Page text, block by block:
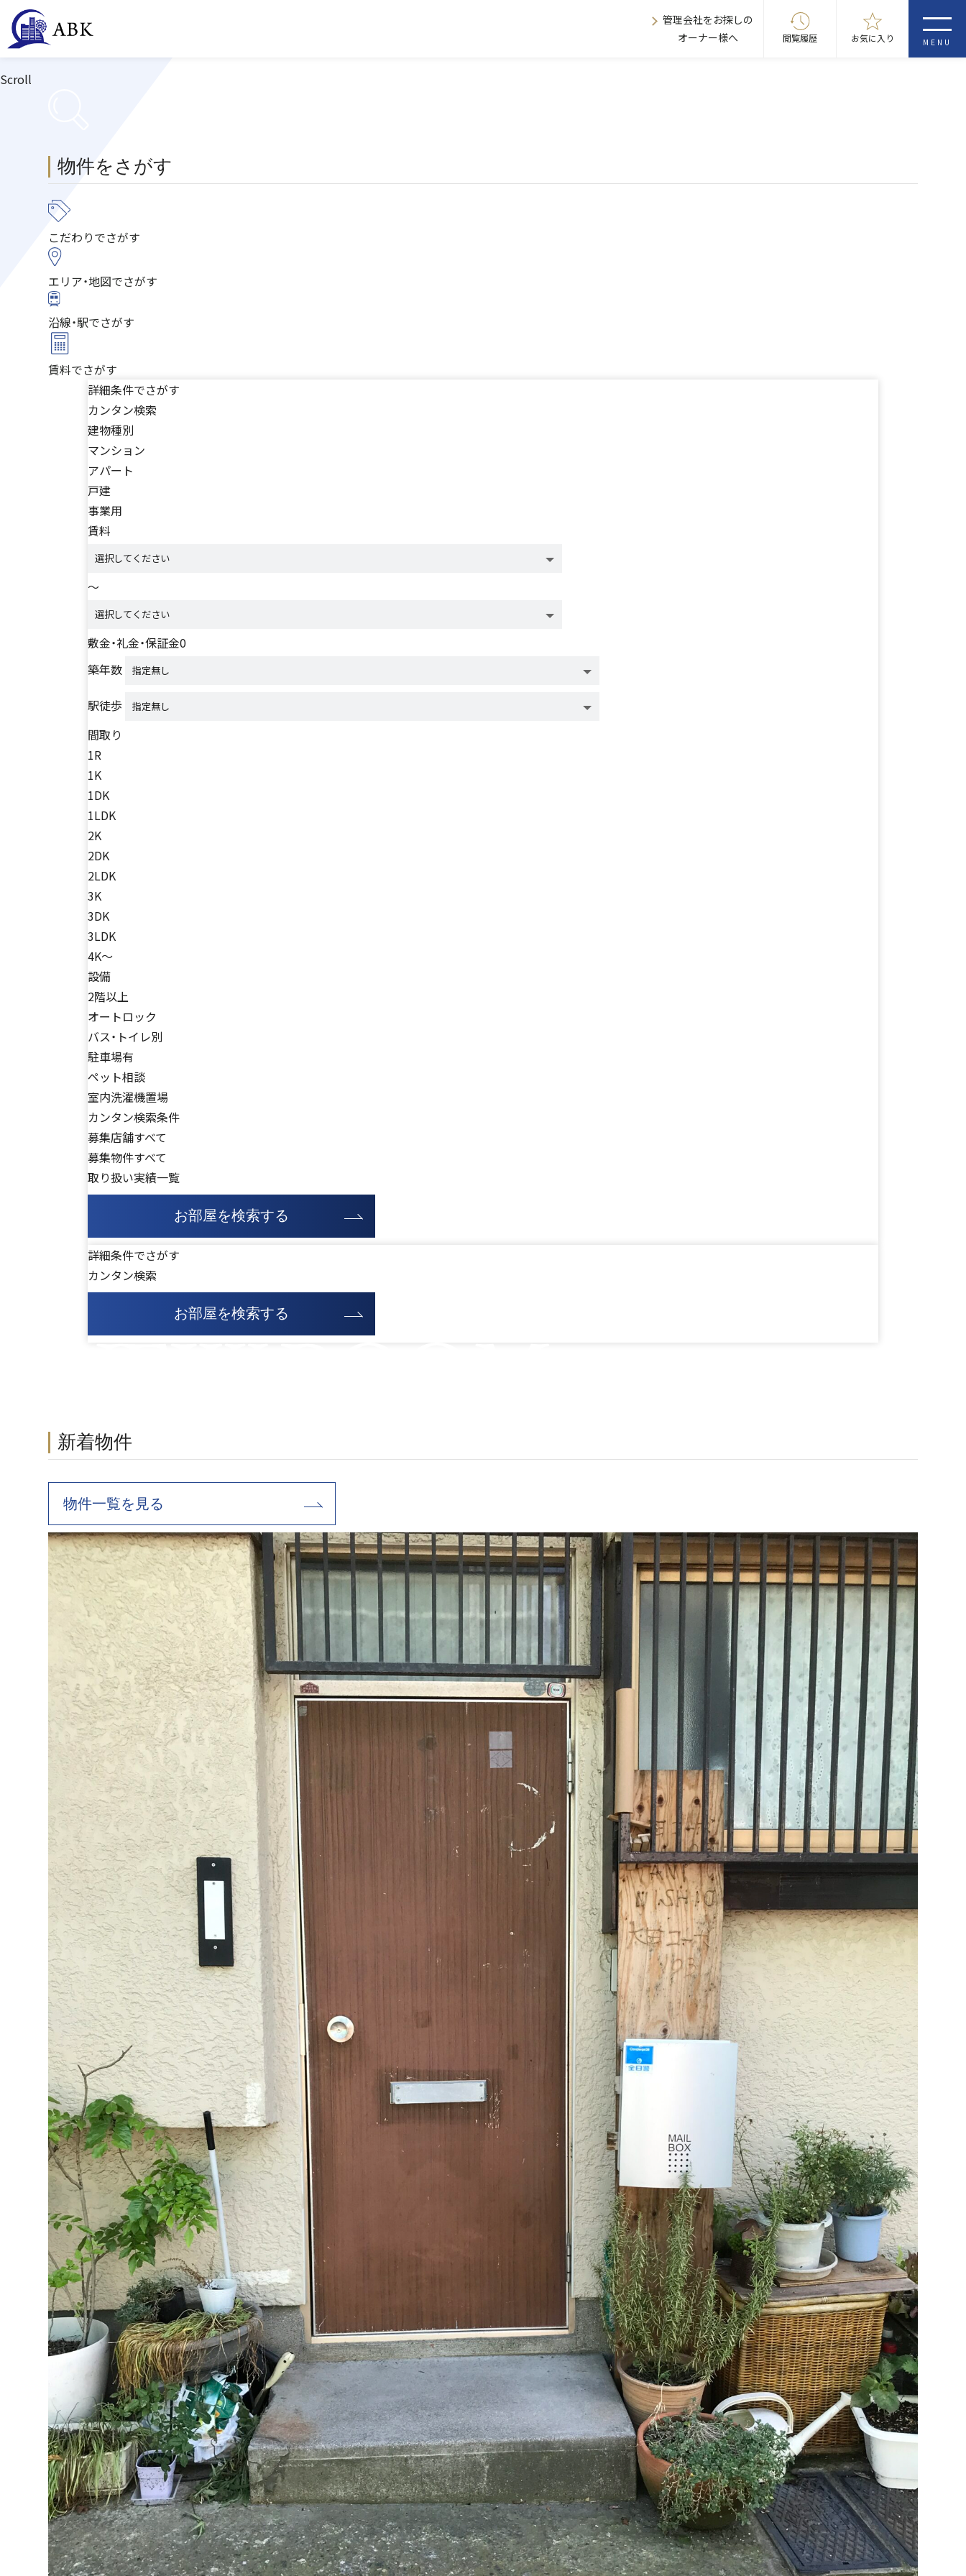
管理会社をお探しの
オーナー様へ
閲覧履歴 お気に入り MENU
Scroll
物件をさがす
こだわりでさがす
エリア・地図でさがす
沿線・駅でさがす
賃料でさがす
詳細条件でさがす
カンタン検索
建物種別
マンション
アパート
戸建
事業用
賃料
～
敷金・礼金・保証金0
築年数
駅徒歩
間取り
1R
1K
1DK
1LDK
2K
2DK
2LDK
3K
3DK
3LDK
4K～
設備
2階以上
オートロック
バス・トイレ別
駐車場有
ペット相談
室内洗濯機置場
カンタン検索条件
募集店舗すべて
募集物件すべて
取り扱い実績一覧
お部屋を検索する
詳細条件でさがす
カンタン検索
お部屋を検索する
新着物件
物件一覧を見る